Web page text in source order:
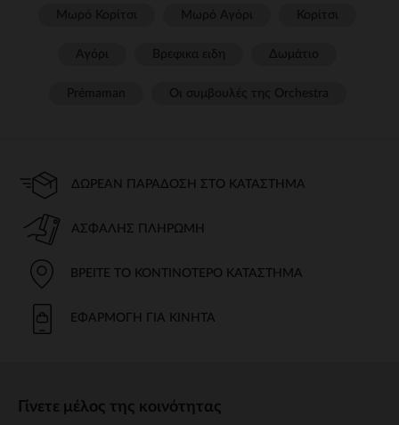
ΔΩΡΕΆΝ ΠΑΡΆΔΟΣΗ ΣΤΟ ΚΑΤΆΣΤΗΜΑ
ΑΣΦΑΛΉΣ ΠΛΗΡΩΜΉ
ΒΡΕΊΤΕ ΤΟ ΚΟΝΤΙΝΌΤΕΡΟ ΚΑΤΆΣΤΗΜΑ
ΕΦΑΡΜΟΓΉ ΓΙΑ ΚΙΝΗΤΆ
Γίνετε μέλος της κοινότητας